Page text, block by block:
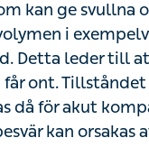
till
trauma
måste
träning av en
avsvällande och